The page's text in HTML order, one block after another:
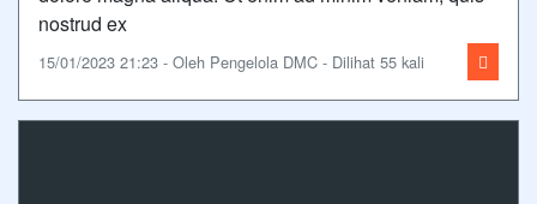
nostrud ex
15/01/2023 21:23 - Oleh Pengelola DMC - Dilihat 55 kali